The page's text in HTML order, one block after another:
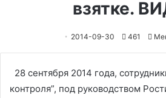
взятке.
2014-09-30 461
28 сентября 2014 года,
контроля”, под руководством